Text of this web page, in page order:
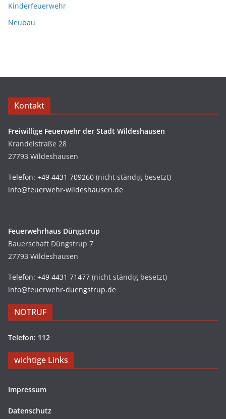
Kinderfeuerwehr
Neubau
Kontakt
Freiwillige Feuerwehr der Stadt Wildeshausen
Krandelstraße 28
27793 Wildeshausen
Telefon: +49 4431 709260 (nicht ständig besetzt)
info@feuerwehr-wildeshausen.de
Feuerwehrhaus Düngstrup
Bauerschaft Düngstrup 7
27793 Wildeshausen
Telefon: +49 4431 71477 (nicht ständig besetzt)
info@feuerwehr-duengstrup.de
NOTRUF
Telefon: 112
wichtige Links
Impressum
Datenschutz